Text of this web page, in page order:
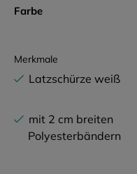
Farbeauswählen
Merkmale
Latzschürze weiß
mit 2 cm breiten
Polyesterbändern